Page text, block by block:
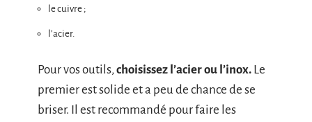
le cuivre ;
l’acier.
Pour vos outils, choisissez l’acier ou l’inox. Le
premier est solide et a peu de chance de se
briser. Il est recommandé pour faire les